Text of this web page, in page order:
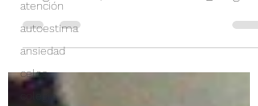
atención
autoestima
ansiedad
celos
colegio